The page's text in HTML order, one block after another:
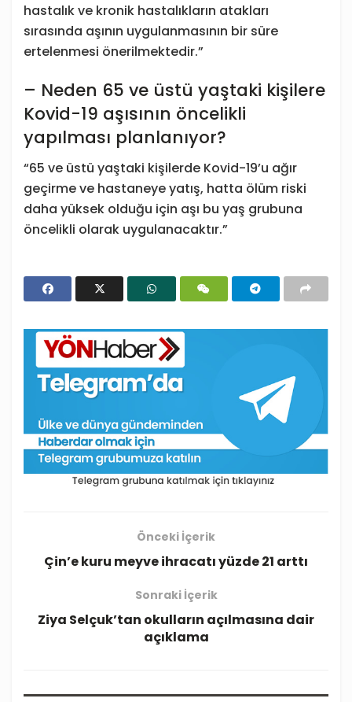
hastalık ve kronik hastalıkların atakları
sırasında aşının uygulanmasının bir süre
ertelenmesi önerilmektedir.”
– Neden 65 ve üstü yaştaki kişilere
Kovid-19 aşısının öncelikli
yapılması planlanıyor?
“65 ve üstü yaştaki kişilerde Kovid-19’u ağır
geçirme ve hastaneye yatış, hatta ölüm riski
daha yüksek olduğu için aşı bu yaş grubuna
öncelikli olarak uygulanacaktır.”
Önceki İçerik
Çin’e kuru meyve ihracatı yüzde 21 arttı
Sonraki İçerik
Ziya Selçuk’tan okulların açılmasına dair
açıklama